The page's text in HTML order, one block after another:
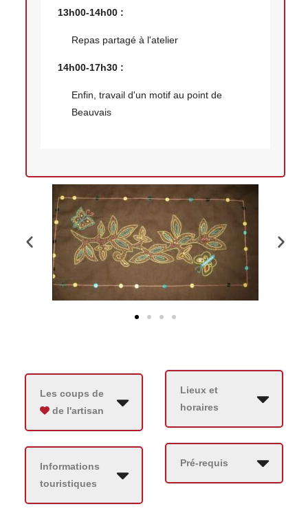
13h00-14h00 :
Repas partagé à l'atelier
14h00-17h30 :
Enfin, travail d'un motif au point de
Beauvais
Les coups de
de l'artisan
Informations
touristiques
Lieux et
horaires
Pré-requis